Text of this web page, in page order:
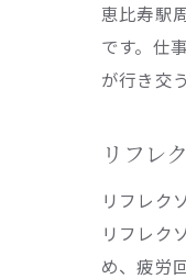
恵比寿駅
です。仕
が行き交
リフレ
リフレク
リフレク
め、疲労